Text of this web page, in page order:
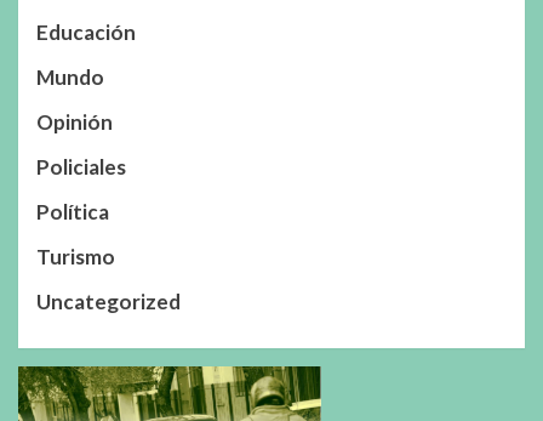
Educación
Mundo
Opinión
Policiales
Política
Turismo
Uncategorized